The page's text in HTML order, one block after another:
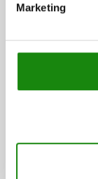
Marketing
ALTURA=250
L1=45 L2=100